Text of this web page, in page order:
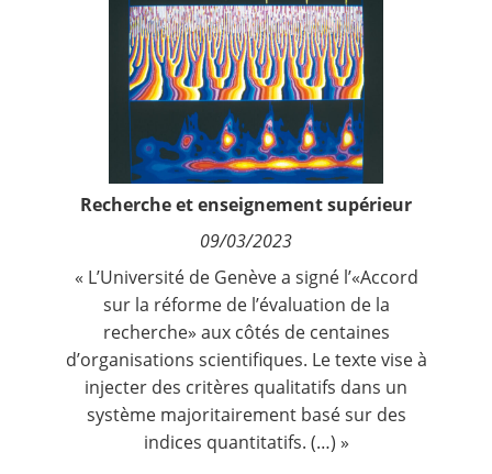
Recherche et enseignement supérieur
09/03/2023
« L’Université de Genève a signé l’«Accord
sur la réforme de l’évaluation de la
recherche» aux côtés de centaines
d’organisations scientifiques. Le texte vise à
injecter des critères qualitatifs dans un
système majoritairement basé sur des
indices quantitatifs. (…) »